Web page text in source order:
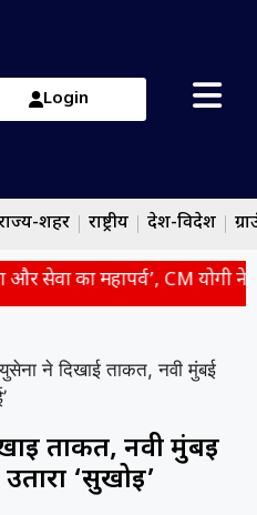
Login
शहर राष्ट्रीय देश-विदेश
का महापर्व’, CM योगी ने
ने दिखाई ताकत, नवी मुंबई
ताकत, नवी मुंबई
‘सुखोई’